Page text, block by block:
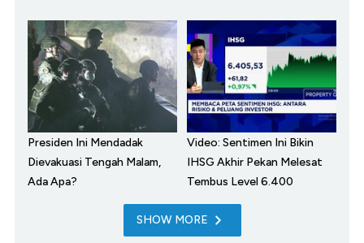
Presiden Ini Mendadak
Dievakuasi Tengah Malam,
Ada Apa?
Video: Sentimen Ini Bikin
IHSG Akhir Pekan Melesat
Tembus Level 6.400
SHOW MORE